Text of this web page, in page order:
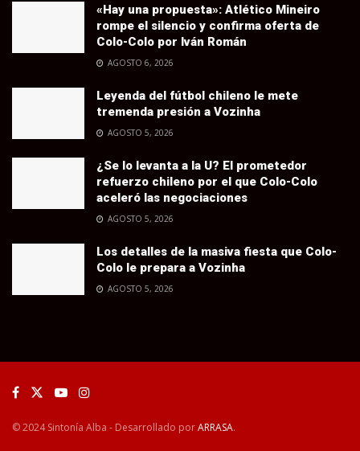
«Hay una propuesta»: Atlético Mineiro
rompe el silencio y confirma oferta de
Colo-Colo por Iván Román
AGOSTO 6, 2026
Leyenda del fútbol chileno le mete
tremenda presión a Vozinha
AGOSTO 5, 2026
¿Se lo levanta a la U? El prometedor
refuerzo chileno por el que Colo-Colo
aceleró las negociaciones
AGOSTO 5, 2026
Los detalles de la masiva fiesta que Colo-
Colo le prepara a Vozinha
AGOSTO 5, 2026
© 2024 Sintonía Alba - Desarrollado porARRASA.